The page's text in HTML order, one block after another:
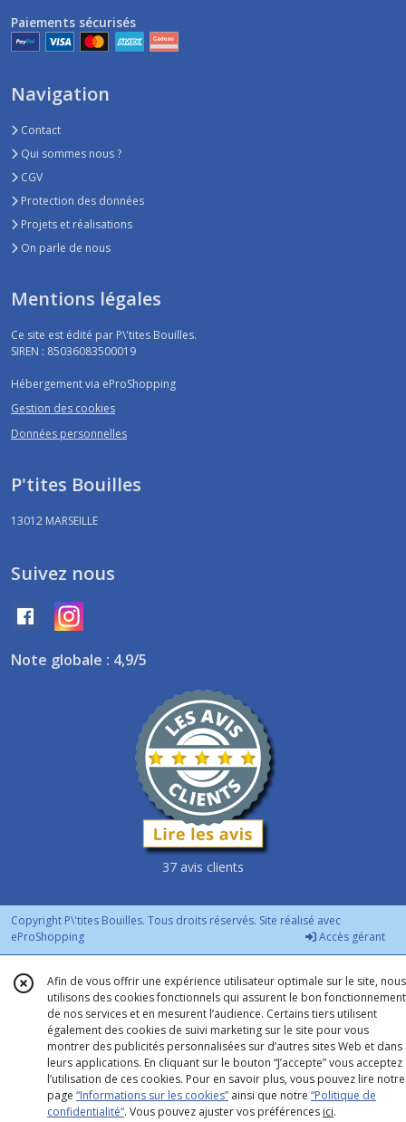
Paiements sécurisés
Navigation
Contact
Qui sommes nous ?
CGV
Protection des données
Projets et réalisations
On parle de nous
Mentions légales
Ce site est édité par P\'tites Bouilles.
SIREN : 85036083500019
Hébergement via eProShopping
Gestion des cookies
Données personnelles
P'tites Bouilles
13012 MARSEILLE
Suivez nous
Note globale : 4,9/5
37 avis clients
Copyright P\'tites Bouilles. Tous droits réservés. Site réalisé avec
eProShopping
Accès gérant
Afin de vous offrir une expérience utilisateur optimale sur le site, nous
utilisons des cookies fonctionnels qui assurent le bon fonctionnement
de nos services et en mesurent l’audience. Certains tiers utilisent
également des cookies de suivi marketing sur le site pour vous
montrer des publicités personnalisées sur d’autres sites Web et dans
leurs applications. En cliquant sur le bouton “J’accepte” vous acceptez
l’utilisation de ces cookies. Pour en savoir plus, vous pouvez lire notre
page “Informations sur les cookies” ainsi que notre “Politique de
confidentialité“. Vous pouvez ajuster vos préférences ici.